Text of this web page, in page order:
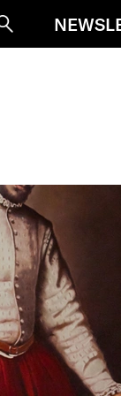
Suche